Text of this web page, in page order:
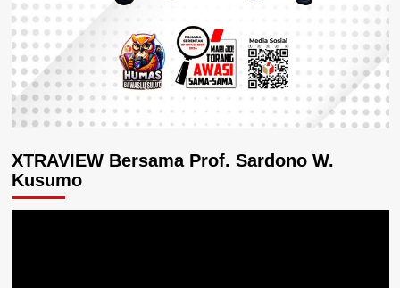
XTRAVIEW Bersama Prof. Sardono W.
Kusumo